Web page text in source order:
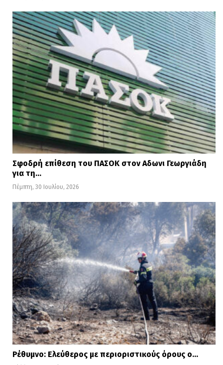
απέτυχαν, αλλά ακινητοποίησαν και τους
δύο κύριους τροχούς προσγείωσης.
Η έκθεση για το ατύχημα σημείωσε ότι
μόλις εννέα ημέρες αργότερα
καταγράφηκε παρόμοιο περιστατικό στο
ίδιο αεροδρόμιο, αλλά εκείνο το F-35
κατάφερε να προσγειωθεί με επιτυχία.
Σφοδρή επίθεση του ΠΑΣΟΚ στον Αδωνι Γεωργιάδη
για τη…
Πέμπτη, 30 Ιουλίου, 2026
Ρέθυμνο: Ελεύθερος με περιοριστικούς όρους ο…